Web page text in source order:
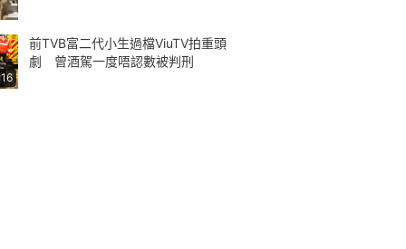
前TVB富二代小生過檔ViuTV拍重頭
劇 曾酒駕一度唔認數被判刑